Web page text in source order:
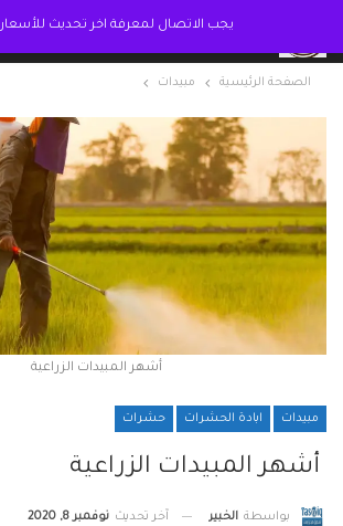
الصفحة الرئيسية مبيدات
أشهر المبيدات الزراعية
مبيدات ابادة الحشرات حشرات
أشهر المبيدات الزراعية
بواسطة الخبير آخر تحديث نوفمبر 8, 2020
يجب الاتصال لمعرفة اخر تحديث للأسعار